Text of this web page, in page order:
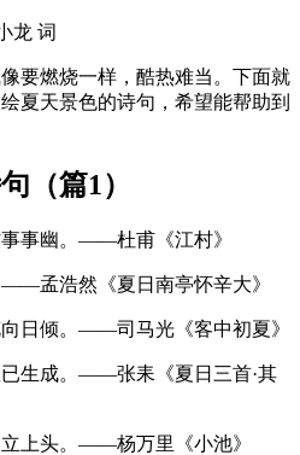
龙 词
要燃烧一样，酷热难当。下面就
夏天景色的诗句，希望能帮助到
（篇1）
事幽。——杜甫《江村》
孟浩然《夏日南亭怀辛大》
日倾。——司马光《客中初夏》
生成。——张耒《夏日三首·其
上头。——杨万里《小池》